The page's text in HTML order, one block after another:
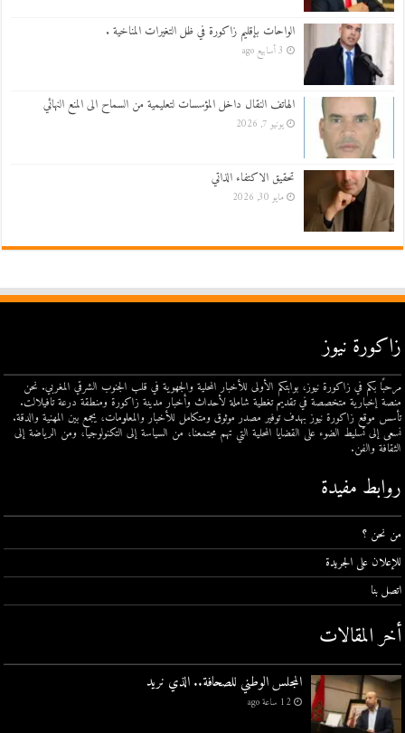
الواحات بإقليم زاكورة في ظل التغيرات المناخية .
3 أسابيع ago
الهاتف النقال داخل المؤسسات لتعليمية من السماح الى المنع النهائي
يونيو 7, 2026
تحقيق الاكتفاء الذاتي
مايو 30, 2026
زاكورة نيوز
مرحبًا بكم في زاكورة نيوز، بوابتكم الأولى للأخبار المحلية والجهوية في قلب الجنوب الشرقي المغربي. نحن
منصة إخبارية متخصصة في تقديم تغطية شاملة لأحداث وأخبار مدينة زاكورة ومنطقة درعة تافيلالت.
تأسس موقع زاكورة نيوز بهدف توفير مصدر موثوق ومتكامل للأخبار والمعلومات، يجمع بين المهنية والدقة.
نسعى إلى تسليط الضوء على القضايا المحلية التي تهم مجتمعنا، من السياسة إلى التكنولوجيا، ومن الرياضة إلى
الثقافة والفن.
روابط مفيدة
من نحن ؟
للإعلان على الجريدة
اتصل بنا
أخر المقالات
المجلس الوطني للصحافة.. الذي نريد
12 ساعة ago